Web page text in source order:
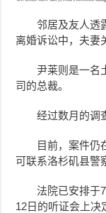
邻居及友人透
离婚诉讼中，夫妻
尹莱则是一名
司的总裁。
经过数月的调
目前，案件仍
可联系洛杉矶县警
法院已安排于
12日的听证会上决